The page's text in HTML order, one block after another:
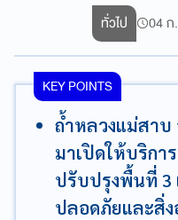
ทั่วไป 04 ก
KEY POINTS
ถ้ำหลวงแม่สาบ
มาเปิดให้บริกา
ปรับปรุงพื้นที่ 3
ปลอดภัยและสิ่